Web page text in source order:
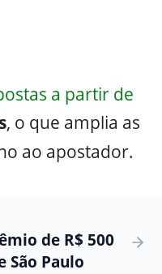
a partir de
, o que amplia as
ao apostador.
de R$ 500
Paulo